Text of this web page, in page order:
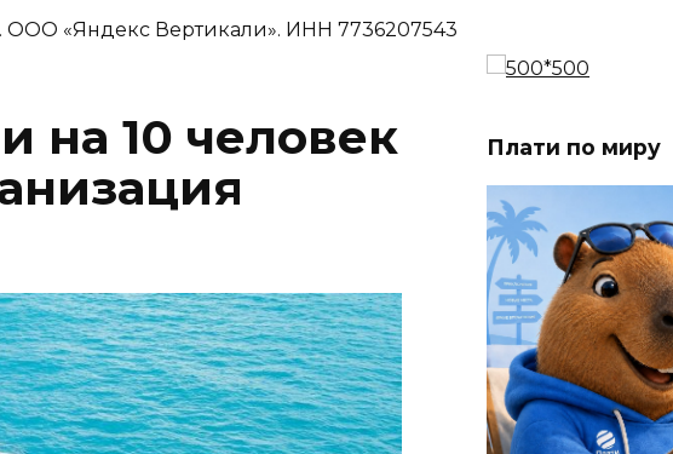
ООО «Яндекс Вертикали». ИНН 7736207543
на 10 человек
Плати по миру